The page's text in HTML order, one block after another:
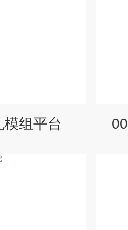
模组平台